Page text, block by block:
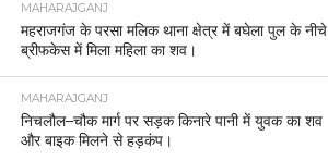
MAHARAJGANJ
महराजगंज के परसा मलिक थाना क्षेत्र में बघेला पुल के नीचे
ब्रीफकेस में मिला महिला का शव।
MAHARAJGANJ
निचलौल–चौक मार्ग पर सड़क किनारे पानी में युवक का शव
और बाइक मिलने से हड़कंप।